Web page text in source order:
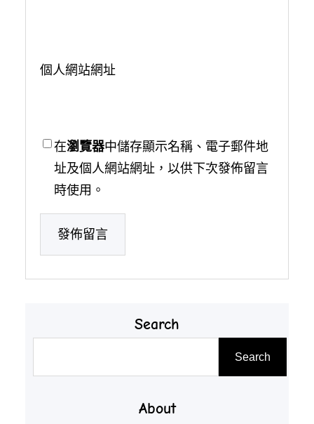
個人網站網址
在瀏覽器中儲存顯示名稱、電子郵件地
址及個人網站網址，以供下次發佈留言
時使用。
Search
Search
About